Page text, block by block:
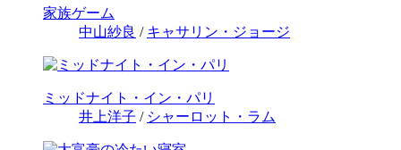
家族ゲーム
中山紗良 / キャサリン・ジョージ
ミッドナイト・イン・パリ
井上洋子 / シャーロット・ラム